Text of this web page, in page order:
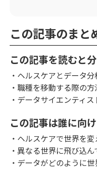
この記事のまと
この記事を読むと
・ヘルスケアとデータ
・職種を移動する際の
・データサイエンティ
この記事は誰に向
・ヘルスケアで世界を
・異なる世界に飛び込
・データがどのように